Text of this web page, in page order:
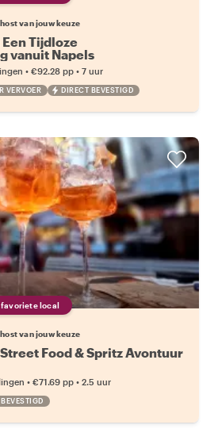
van jouw keuze
Tijdloze
vanuit Napels
• €92.28 pp • 7 uur
VERVOER DIRECT BEVESTIGD
favoriete local
van jouw keuze
Food & Spritz Avontuur
• €71.69 pp • 2.5 uur